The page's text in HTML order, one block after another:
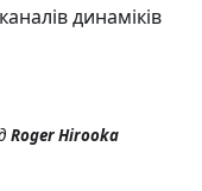
динаміків
Roger Hirooka